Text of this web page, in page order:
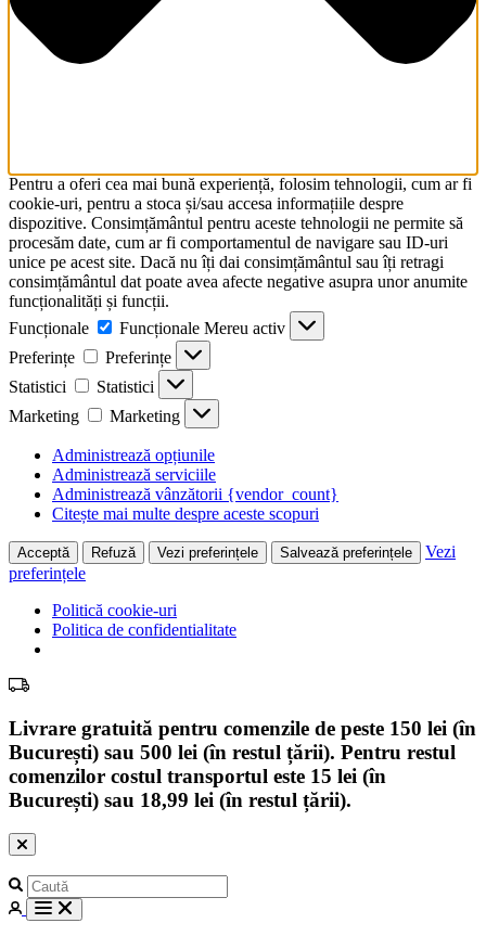
Pentru a oferi cea mai bună experiență, folosim tehnologii, cum ar fi
cookie-uri, pentru a stoca și/sau accesa informațiile despre
dispozitive. Consimțământul pentru aceste tehnologii ne permite să
procesăm date, cum ar fi comportamentul de navigare sau ID-uri
unice pe acest site. Dacă nu îți dai consimțământul sau îți retragi
consimțământul dat poate avea afecte negative asupra unor anumite
funcționalități și funcții.
Funcționale
Funcționale Mereu activ
Preferințe
Preferințe
Statistici
Statistici
Marketing
Marketing
Administrează opțiunile
Administrează serviciile
Administrează vânzătorii {vendor_count}
Citește mai multe despre aceste scopuri
Acceptă Refuză Vezi preferințele Salvează preferințele
Vezi
preferințele
Politică cookie-uri
Politica de confidentialitate
Livrare gratuită pentru comenzile de peste 150 lei (în
București) sau 500 lei (în restul țării). Pentru restul
comenzilor costul transportul este 15 lei (în
București) sau 18,99 lei (în restul țării).